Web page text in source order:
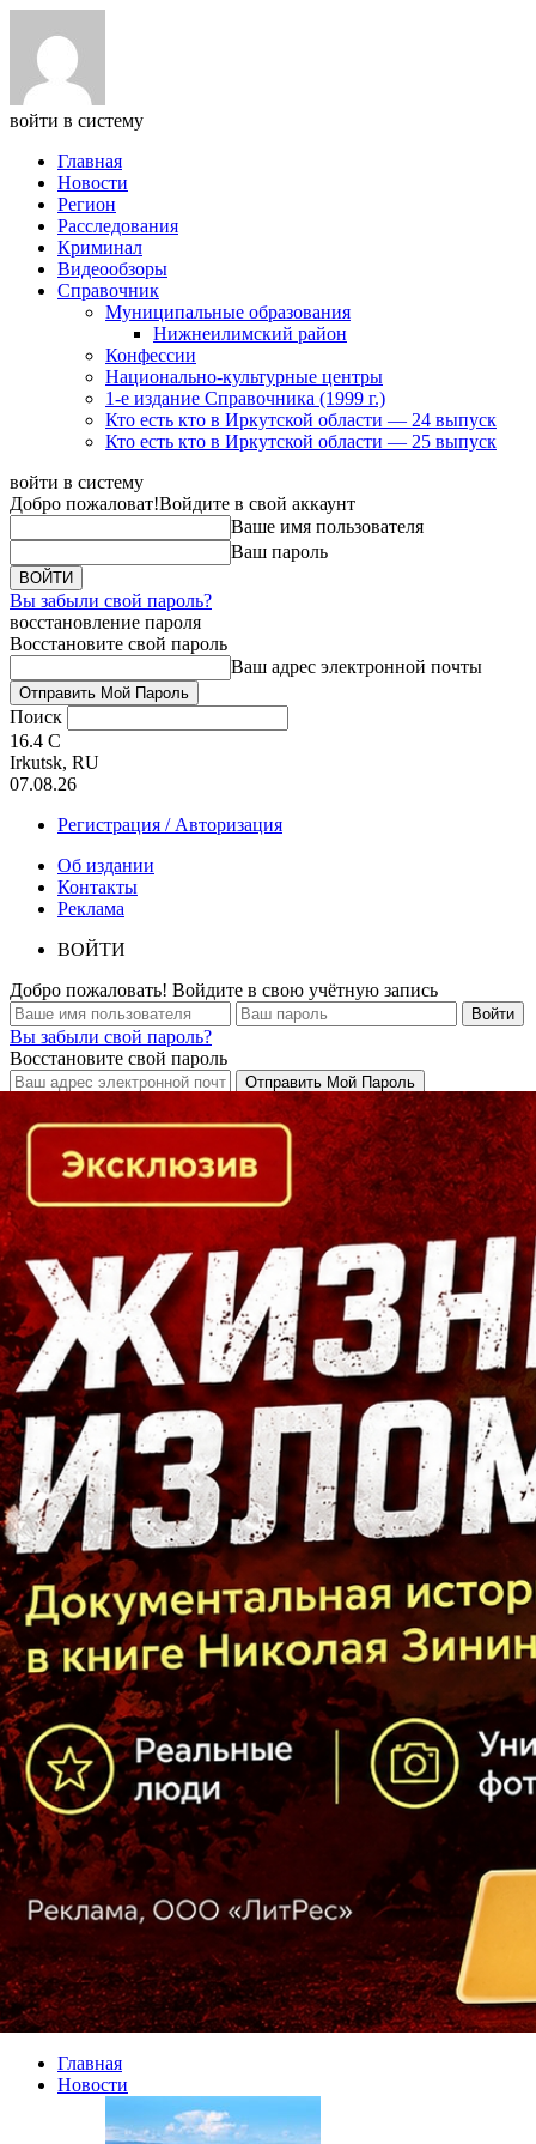
войти в систему
Главная
Новости
Регион
Расследования
Криминал
Видеообзоры
Справочник
Муниципальные образования
Нижнеилимский район
Конфессии
Национально-культурные центры
1-е издание Справочника (1999 г.)
Кто есть кто в Иркутской области — 24 выпуск
Кто есть кто в Иркутской области — 25 выпуск
войти в систему
Добро пожаловат!Войдите в свой аккаунт
Ваше имя пользователя
Ваш пароль
Вы забыли свой пароль?
восстановление пароля
Восстановите свой пароль
Ваш адрес электронной почты
Поиск
16.4 C
Irkutsk, RU
07.08.26
Регистрация / Авторизация
Об издании
Контакты
Реклама
ВОЙТИ
Добро пожаловать! Войдите в свою учётную запись
Вы забыли свой пароль?
Восстановите свой пароль
Кто есть кто в Байкальском регионе
Главная
Новости